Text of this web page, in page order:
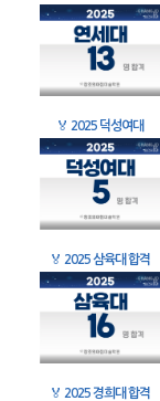
🏅 2025 덕성여대
🏅 2025 삼육대 합격
🏅 2025 경희대 합격